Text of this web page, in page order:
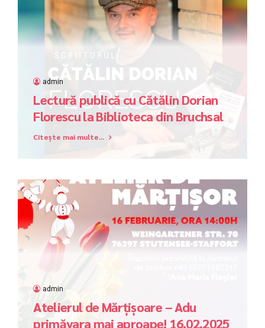
admin
Lectură publică cu Cătălin Dorian
Florescu la Biblioteca din Bruchsal
Citește mai multe...
admin
Atelierul de Mărțișoare – Adu
primăvara mai aproape! 16.02.2025